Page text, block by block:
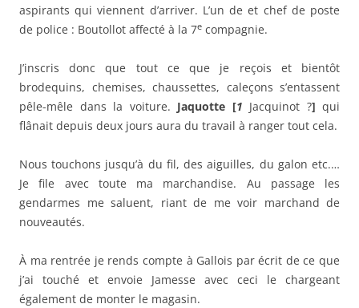
aspirants qui viennent d’arriver. L’un de et chef de poste
de police : Boutollot affecté à la 7e compagnie.
J’inscris donc que tout ce que je reçois et bientôt
brodequins, chemises, chaussettes, caleçons s’entassent
pêle-mêle dans la voiture. Jaquotte [1 Jacquinot ?] qui
flânait depuis deux jours aura du travail à ranger tout cela.
Nous touchons jusqu’à du fil, des aiguilles, du galon etc.…
Je file avec toute ma marchandise. Au passage les
gendarmes me saluent, riant de me voir marchand de
nouveautés.
À ma rentrée je rends compte à Gallois par écrit de ce que
j’ai touché et envoie Jamesse avec ceci le chargeant
également de monter le magasin.